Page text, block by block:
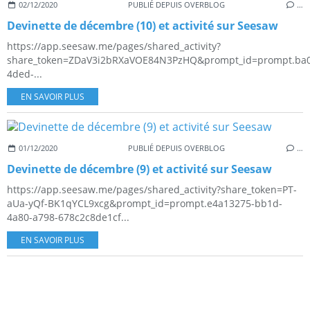
02/12/2020 PUBLIÉ DEPUIS OVERBLOG …
Devinette de décembre (10) et activité sur Seesaw
https://app.seesaw.me/pages/shared_activity?
4ded-...
EN SAVOIR PLUS
01/12/2020 PUBLIÉ DEPUIS OVERBLOG …
Devinette de décembre (9) et activité sur Seesaw
https://app.seesaw.me/pages/shared_activity?share_token=PT-
aUa-yQf-BK1qYCL9xcg&prompt_id=prompt.e4a13275-bb1d-
4a80-a798-678c2c8de1cf...
EN SAVOIR PLUS